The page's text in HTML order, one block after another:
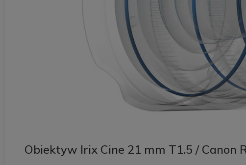
Obiektyw Irix Cine 21 mm T1.5 / Canon